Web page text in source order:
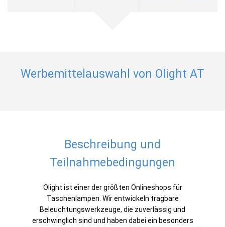
Werbemittelauswahl von Olight AT
Beschreibung und
Teilnahmebedingungen
Olight ist einerder größten Onlineshops für
Taschenlampen. Wir entwickeln tragbare
Beleuchtungswerkzeuge, die zuverlässig und
erschwinglich sind und haben dabei ein besonders